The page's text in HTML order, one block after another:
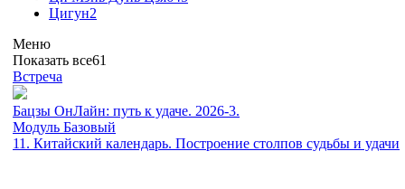
Цигун2
Меню
Показать все61
Встреча
Бацзы ОнЛайн: путь к удаче. 2026-3.
Модуль Базовый
11. Китайский календарь. Построение столпов судьбы и удачи